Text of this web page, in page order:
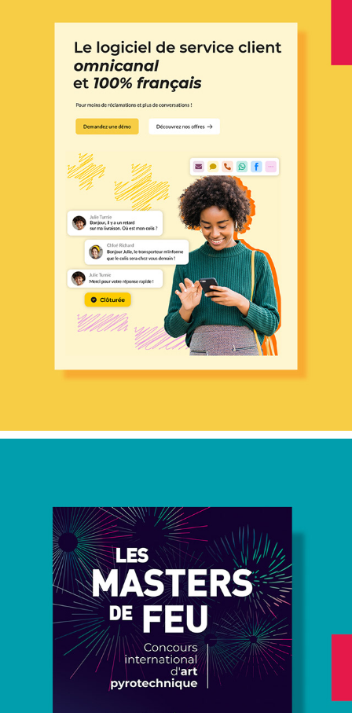
CRÉATION DE VISUEL -
SERVICE CLIENT
2024
EDITION - AFFICHE MASTER
DE FEU
2023